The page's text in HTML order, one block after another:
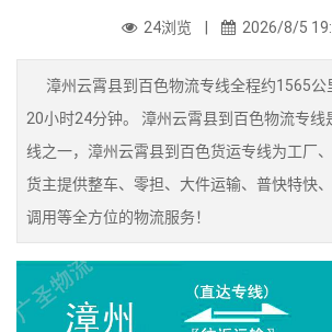
24浏览 | 2026/8/5
漳州云霄县到百色物流专线全程约1565公
20小时24分钟。 漳州云霄县到百色物流专线
线之一，漳州云霄县到百色货运专线为工厂
货主提供整车、零担、大件运输、普快特快
调用等全方位的物流服务！